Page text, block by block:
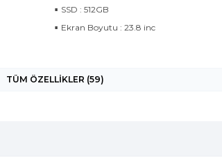
SSD : 512GB
Ekran Boyutu : 23.8 inc
TÜM ÖZELLİKLER (59)